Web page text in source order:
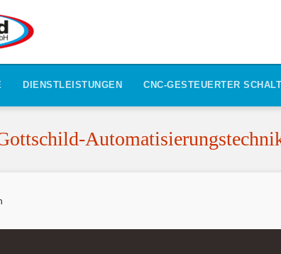
DIENSTLEISTUNGEN CNC-GESTEUERTER